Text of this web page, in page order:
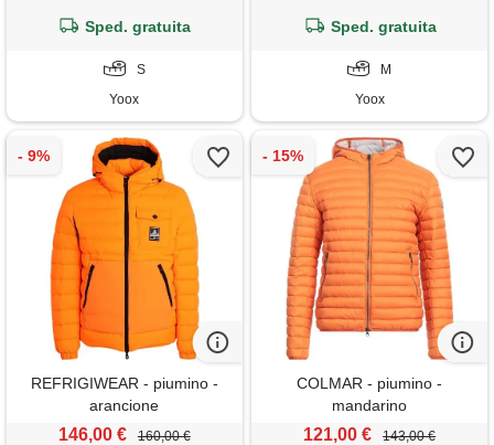
Sped. gratuita
S
Yoox
Sped. gratuita
M
Yoox
REFRIGIWEAR - piumino -
arancione
146,00 € 160,00 €
COLMAR - piumino -
mandarino
121,00 € 143,00 €